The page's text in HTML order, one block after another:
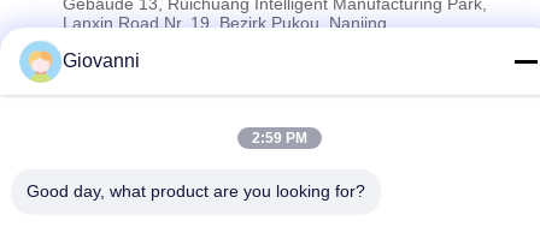
Gebäude 13, Ruichuang Intelligent Manufacturing Park,
Lanxin Road Nr. 19, Bezirk Pukou, Nanjing
Privacy policy|Sitemap
Gute Qualität Chinas Ultra-Slim-Karten-E/A-Module Lieferant.
Alle Rechte vorbehalten.
Giovanni
2:59 PM
Good day, what product are you looking for?